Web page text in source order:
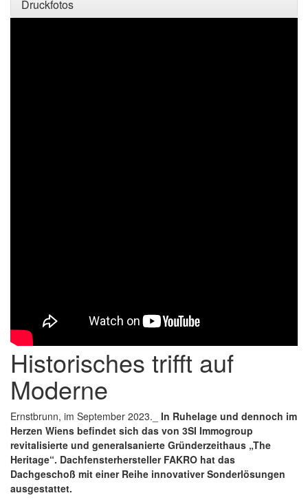
Druckfotos
Historisches trifft auf
Moderne
Ernstbrunn, im September 2023._ In Ruhelage und dennoch im
Herzen Wiens befindet sich das von 3SI Immogroup
revitalisierte und generalsanierte Gründerzeithaus „The
Heritage“. Dachfensterhersteller FAKRO hat das
Dachgeschoß mit einer Reihe innovativer Sonderlösungen
ausgestattet.